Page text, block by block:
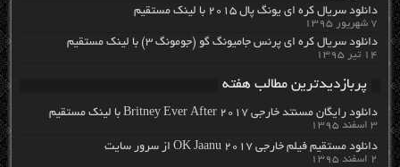
دانلود سریال کره ای یونگ پال ۲۰۱۵ با لینک مستقیم
۷ شهریور ۱۳۹۵
دانلود سریال کره ای پرنس جامیونگ گو (جومونگ ۳) با لینک مستقیم
۱۴ تیر ۱۳۹۵
پربازدیدترین مطالب هفته
دانلود رایگان مسنتد خارجی Britney Ever After 2017 با لینک مستقیم
۳ اسفند ۱۳۹۵
دانلود مستقیم فیلم خارجی OK Jaanu 2017 از سرور سایت
۲ اسفند ۱۳۹۵